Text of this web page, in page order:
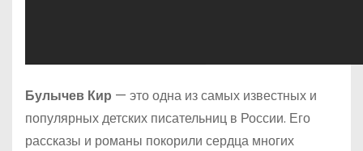
Булычев Кир — это одна из самых известных и
популярных детских писательниц в России. Его
рассказы и романы покорили сердца многих